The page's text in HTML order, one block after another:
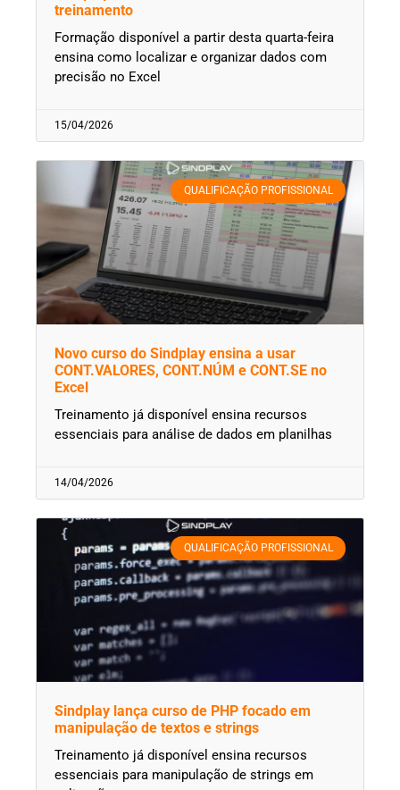
treinamento
Formação disponível a partir desta quarta-feira
ensina como localizar e organizar dados com
precisão no Excel
15/04/2026
QUALIFICAÇÃO PROFISSIONAL
Novo curso do Sindplay ensina a usar
CONT.VALORES, CONT.NÚM e CONT.SE no
Excel
Treinamento já disponível ensina recursos
essenciais para análise de dados em planilhas
14/04/2026
QUALIFICAÇÃO PROFISSIONAL
Sindplay lança curso de PHP focado em
manipulação de textos e strings
Treinamento já disponível ensina recursos
essenciais para manipulação de strings em